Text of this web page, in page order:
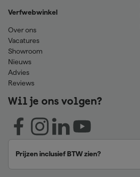
Verfwebwinkel
Over ons
Vacatures
Showroom
Nieuws
Advies
Reviews
Wil je ons volgen?
Prijzen inclusief BTW zien?